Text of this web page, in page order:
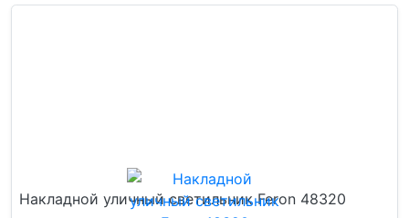
Накладной уличный светильник Feron 48320